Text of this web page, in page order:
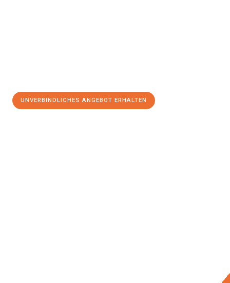
UNVERBINDLICHES ANGEBOT ERHALTEN